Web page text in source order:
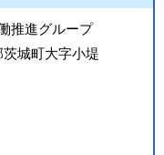
推進グループ
城町大字小堤